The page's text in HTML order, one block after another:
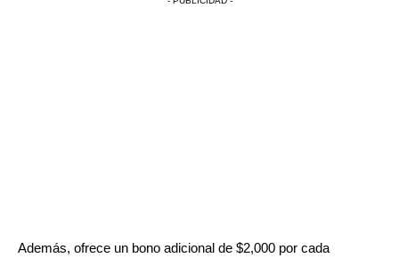
Además, ofrece un bono adicional de $2,000 por cada